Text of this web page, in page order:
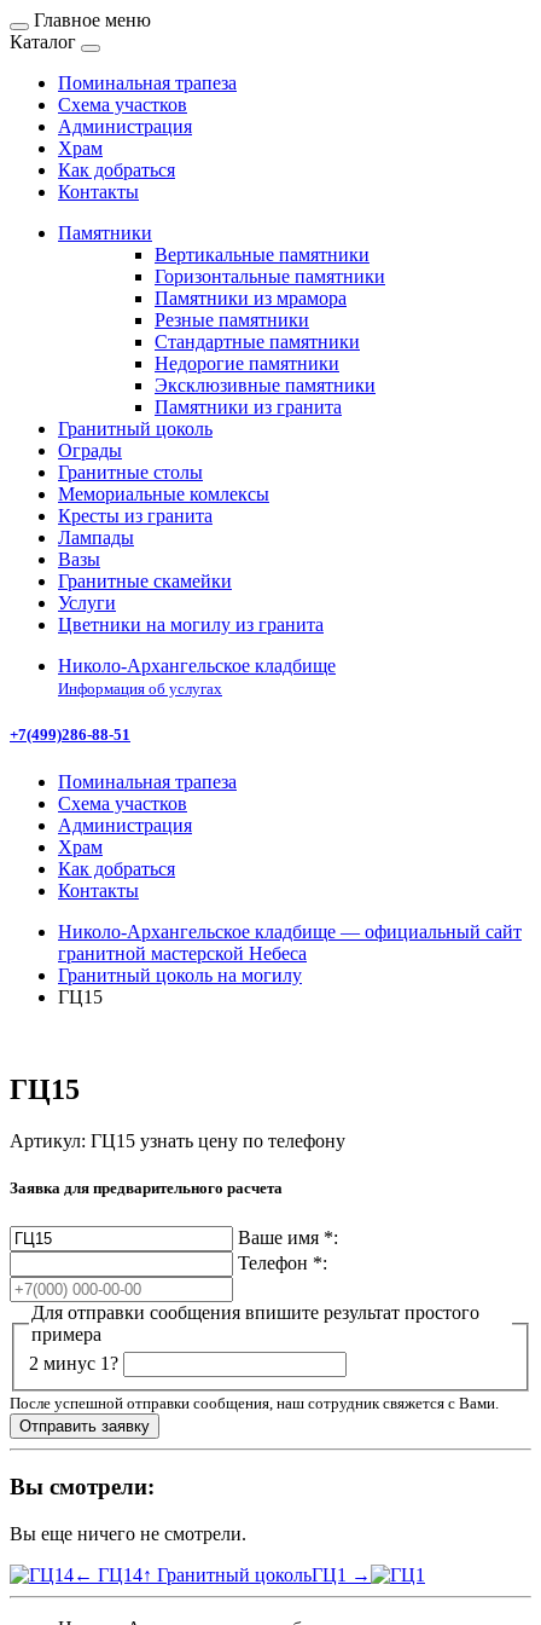
Главное меню
Каталог
Поминальная трапеза
Схема участков
Администрация
Храм
Как добраться
Контакты
Памятники
Вертикальные памятники
Горизонтальные памятники
Памятники из мрамора
Резные памятники
Стандартные памятники
Недорогие памятники
Эксклюзивные памятники
Памятники из гранита
Гранитный цоколь
Ограды
Гранитные столы
Мемориальные комлексы
Кресты из гранита
Лампады
Вазы
Гранитные скамейки
Услуги
Цветники на могилу из гранита
Николо-Архангельское кладбище
Информация об услугах
+7(499)286-88-51
Поминальная трапеза
Схема участков
Администрация
Храм
Как добраться
Контакты
Николо-Архангельское кладбище — официальный сайт
гранитной мастерской Небеса
Гранитный цоколь на могилу
ГЦ15
ГЦ15
Артикул: ГЦ15 узнать цену по телефону
Заявка для предварительного расчета
Ваше имя *:
Телефон *:
Для отправки сообщения впишите результат простого
примера
2 минус 1?
После успешной отправки сообщения, наш сотрудник свяжется с Вами.
Вы смотрели:
Вы еще ничего не смотрели.
← ГЦ14↑ Гранитный цокольГЦ1 →